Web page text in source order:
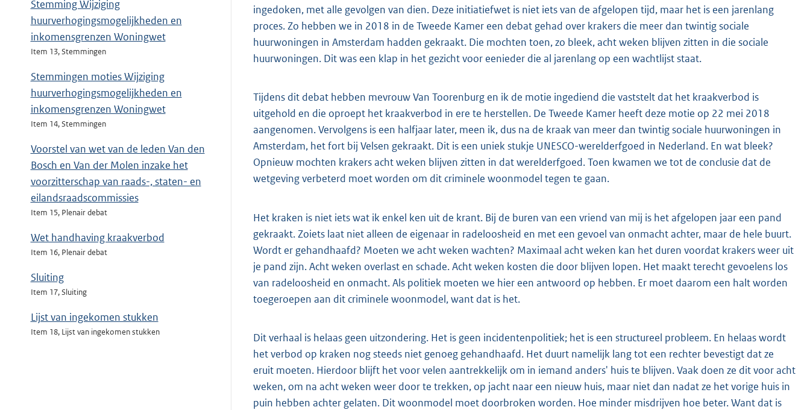
Stemming Wijziging
huurverhogingsmogelijkheden en
inkomensgrenzen Woningwet
Item 13, Stemmingen
Stemmingen moties Wijziging
huurverhogingsmogelijkheden en
inkomensgrenzen Woningwet
Item 14, Stemmingen
Voorstel van wet van de leden Van den
Bosch en Van der Molen inzake het
voorzitterschap van raads-, staten- en
eilandsraadscommissies
Item 15, Plenair debat
Wet handhaving kraakverbod
Item 16, Plenair debat
Sluiting
Item 17, Sluiting
Lijst van ingekomen stukken
Item 18, Lijst van ingekomen stukken
ingedoken, met alle gevolgen van dien. Deze initiatiefwet is niet iets van de afgelopen tijd, maar het is een jarenlang
proces. Zo hebben we in 2018 in de Tweede Kamer een debat gehad over krakers die meer dan twintig sociale
huurwoningen in Amsterdam hadden gekraakt. Die mochten toen, zo bleek, acht weken blijven zitten in die sociale
huurwoningen. Dit was een klap in het gezicht voor eenieder die al jarenlang op een wachtlijst staat.
Tijdens dit debat hebben mevrouw Van Toorenburg en ik de motie ingediend die vaststelt dat het kraakverbod is
uitgehold en die oproept het kraakverbod in ere te herstellen. De Tweede Kamer heeft deze motie op 22 mei 2018
aangenomen. Vervolgens is een halfjaar later, meen ik, dus na de kraak van meer dan twintig sociale huurwoningen in
Amsterdam, het fort bij Velsen gekraakt. Dit is een uniek stukje UNESCO-werelderfgoed in Nederland. En wat bleek?
Opnieuw mochten krakers acht weken blijven zitten in dat werelderfgoed. Toen kwamen we tot de conclusie dat de
wetgeving verbeterd moet worden om dit criminele woonmodel tegen te gaan.
Het kraken is niet iets wat ik enkel ken uit de krant. Bij de buren van een vriend van mij is het afgelopen jaar een pand
gekraakt. Zoiets laat niet alleen de eigenaar in radeloosheid en met een gevoel van onmacht achter, maar de hele buurt.
Wordt er gehandhaafd? Moeten we acht weken wachten? Maximaal acht weken kan het duren voordat krakers weer uit
je pand zijn. Acht weken overlast en schade. Acht weken kosten die door blijven lopen. Het maakt terecht gevoelens los
van radeloosheid en onmacht. Als politiek moeten we hier een antwoord op hebben. Er moet daarom een halt worden
toegeroepen aan dit criminele woonmodel, want dat is het.
Dit verhaal is helaas geen uitzondering. Het is geen incidentenpolitiek; het is een structureel probleem. En helaas wordt
het verbod op kraken nog steeds niet genoeg gehandhaafd. Het duurt namelijk lang tot een rechter bevestigt dat ze
eruit moeten. Hierdoor blijft het voor velen aantrekkelijk om in iemand anders' huis te blijven. Vaak doen ze dit voor acht
weken, om na acht weken weer door te trekken, op jacht naar een nieuw huis, maar niet dan nadat ze het vorige huis in
puin hebben achter gelaten. Dit woonmodel moet doorbroken worden. Hoe minder misdrijven hoe beter. Want dat is